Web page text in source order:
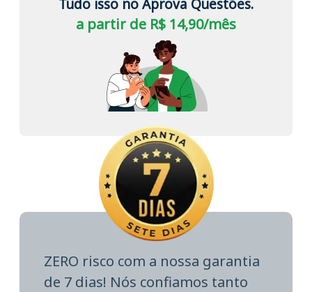
Tudo isso no Aprova Questões.
a partir de R$ 14,90/mês
ZERO risco com a nossa garantia
de 7 dias! Nós confiamos tanto